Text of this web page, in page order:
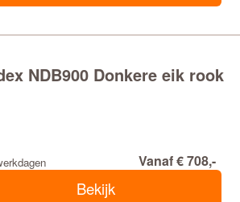
NDB900 Donkere eik rook
Vanaf € 708,-
Bekijk